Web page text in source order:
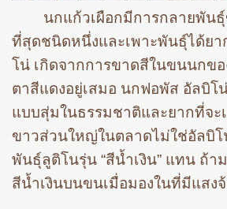
นกแก้วเผือกมีการกลายพัน
ที่สุดชนิดหนึ่งและเพาะพันธุ์ได้ย
โน่ เกิดจากการขาดสีในขนนกข
ตาสีแดงอยู่เสมอ นกฟอพัส อัลบิโ
แบบสุ่มในธรรมชาติและยากที่จะ
ขาวส่วนใหญ่ในตลาดไม่ใช่อัลบิ
พันธุ์ลูติโนรุ่น “สีน้ำเงิน” แทน ถ้าม
สีน้ำเงินบนขนเมื่อมองในที่มีแสง